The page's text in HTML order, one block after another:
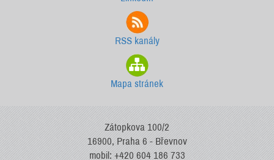
RSS kanály
Mapa stránek
Zátopkova 100/2
16900, Praha 6 - Břevnov
mobil: +420 604 186 733